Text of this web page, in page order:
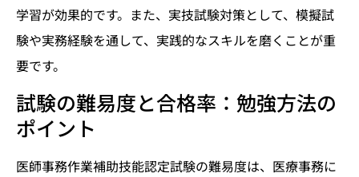
学習が効果的です。また、実技試験対策として、模擬試
験や実務経験を通して、実践的なスキルを磨くことが重
要です。
試験の難易度と合格率：勉強方法の
ポイント
医師事務作業補助技能認定試験の難易度は、医療事務に